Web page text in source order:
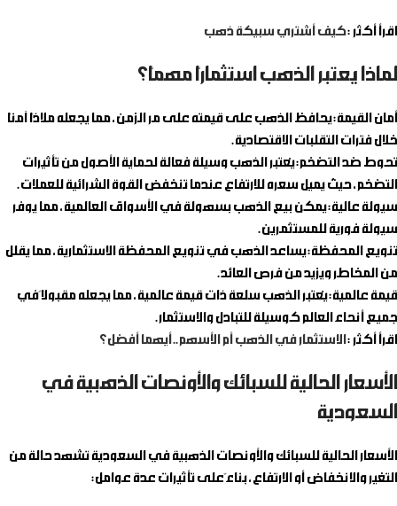
اقرأ أكثر :كيف أشتري سبيكة ذهب
لماذا يعتبر الذهب استثمارًا مهمًا؟
أمان القيمة: يحافظ الذهب على قيمته على مر الزمن، مما يجعله ملاذًا آمنًا
خلال فترات التقلبات الاقتصادية.
تحوط ضد التضخم: يُعتبر الذهب وسيلة فعالة لحماية الأصول من تأثيرات
التضخم، حيث يميل سعره للارتفاع عندما تنخفض القوة الشرائية للعملات.
سيولة عالية: يمكن بيع الذهب بسهولة في الأسواق العالمية، مما يوفر
سيولة فورية للمستثمرين.
تنويع المحفظة: يساعد الذهب في تنويع المحفظة الاستثمارية، مما يقلل
من المخاطر ويزيد من فرص العائد.
قيمة عالمية: يُعتبر الذهب سلعة ذات قيمة عالمية، مما يجعله مقبولاً في
جميع أنحاء العالم كوسيلة للتبادل والاستثمار.
اقرأ أكثر : الاستثمار في الذهب أم الأسهم.. أيهما أفضل؟
الأسعار الحالية للسبائك والأونصات الذهبية في
السعودية
الأسعار الحالية للسبائك والأونصات الذهبية في السعودية تشهد حالة من
التغير والانخفاض أو الارتفاع، بناءً على تأثيرات عدة عوامل: